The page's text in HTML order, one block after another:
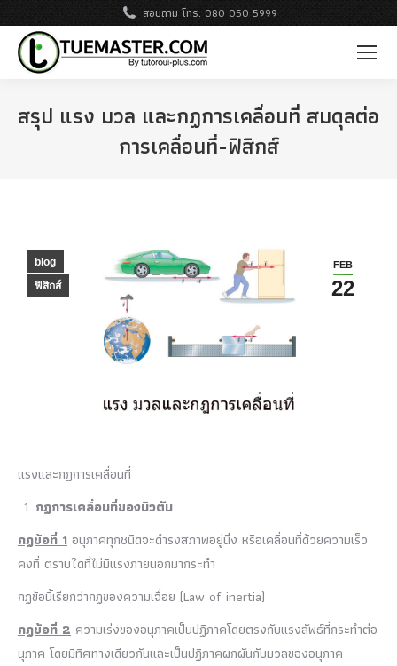
สอบถาม โทร. 080 050 5999
สรุป แรง มวล และกฏการเคลื่อนที่ สมดุลต่อ
การเคลื่อนที่-ฟิสิกส์
FEB
22
blog
ฟิสิกส์
แรงและกฏการเคลื่อนที่
กฏการเคลื่อนที่ของนิวตัน
กฏข้อที่ 1 อนุภาคทุกชนิดจะดำรงสภาพอยู่นิ่ง หรือเคลื่อนที่ด้วยความเร็ว
คงที่ ตราบใดที่ไม่มีแรงภายนอกมากระทำ
กฏข้อนี้เรียกว่ากฏของความเฉื่อย (Law of inertia)
กฏข้อที่ 2 ความเร่งของอนุภาคเป็นปฏิภาคโดยตรงกับแรงลัพธ์ที่กระทำต่อ
นุภาค โดยมีทิศทางเดียวกันและเป็นปฏิภาคผกผันกับมวลของอนุภาค